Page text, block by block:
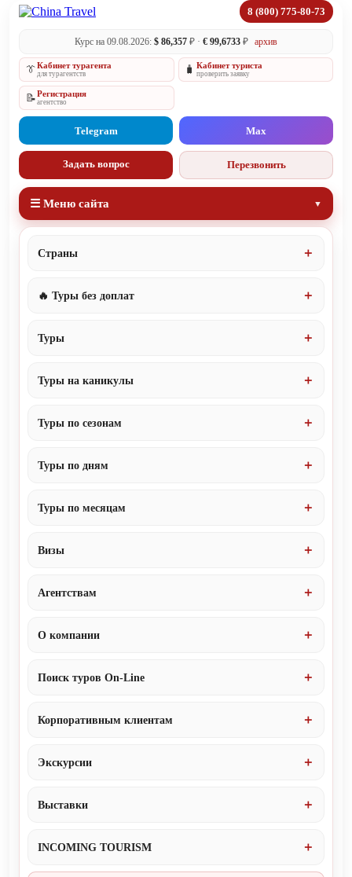
8 (800) 775-80-73
Курс на 09.08.2026: $ 86,357 ₽ · € 99,6733 ₽ архив
👔Кабинет турагента
для турагентств 🧳 Кабинет туриста
проверить заявку
📝Регистрация
агентство
Telegram Max
Задать вопрос Перезвонить
☰ Меню сайта
Страны
🔥 Туры без доплат
Туры
Туры на каникулы
Туры по сезонам
Туры по дням
Туры по месяцам
Визы
Агентствам
О компании
Поиск туров On-Line
Корпоративным клиентам
Экскурсии
Выставки
INCOMING TOURISM